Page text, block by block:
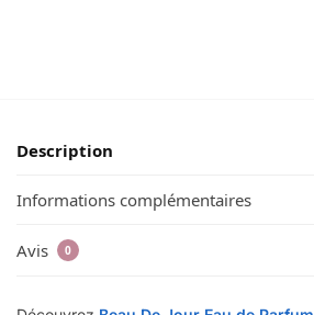
Description
Informations complémentaires
Avis 0